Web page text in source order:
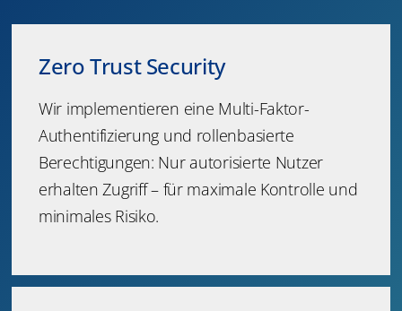
Zero Trust Security
Wir implementieren eine Multi-Faktor-
Authentifizierung und rollenbasierte
Berechtigungen: Nur autorisierte Nutzer
erhalten Zugriff – für maximale Kontrolle und
minimales Risiko.